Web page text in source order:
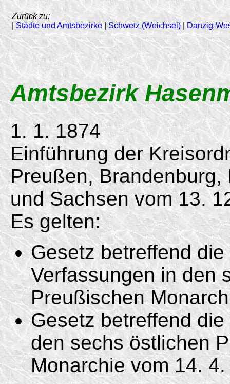
Zurück zu:
| Städte und Amtsbezirke|Schwetz (Weichsel)| Danzig-
Amtsbezirk
1. 1. 1874
Einführung der
Preußen,
und Sachsen vom13.
Es gelten:
Gesetz betreffend
Verfassungen in den
Preußischen
Gesetz betreffend
den sechs östlichen
Monarchie vom14.